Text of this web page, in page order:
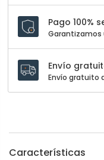
Pago 100%
Garantizamos
Envío
Envío gratuito a
Características